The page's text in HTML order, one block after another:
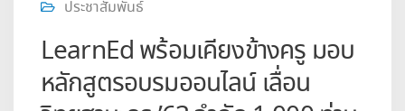
ประชาสัมพันธ์
LearnEd พร้อมเคียงข้างครู มอบ
หลักสูตรอบรมออนไลน์ เลื่อน